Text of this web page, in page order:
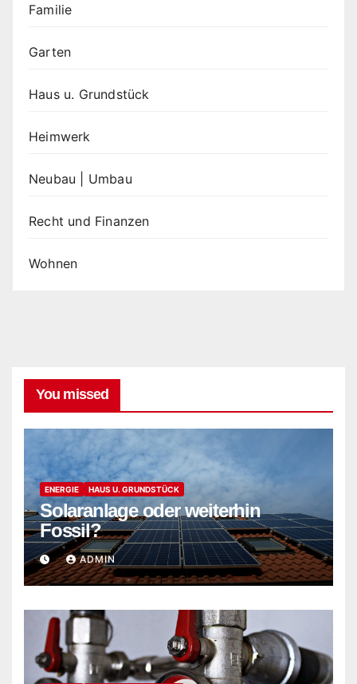
Familie
Garten
Haus u. Grundstück
Heimwerk
Neubau | Umbau
Recht und Finanzen
Wohnen
You missed
ENERGIE HAUS U. GRUNDSTÜCK
Solaranlage oder weiterhin
Fossil?
ADMIN